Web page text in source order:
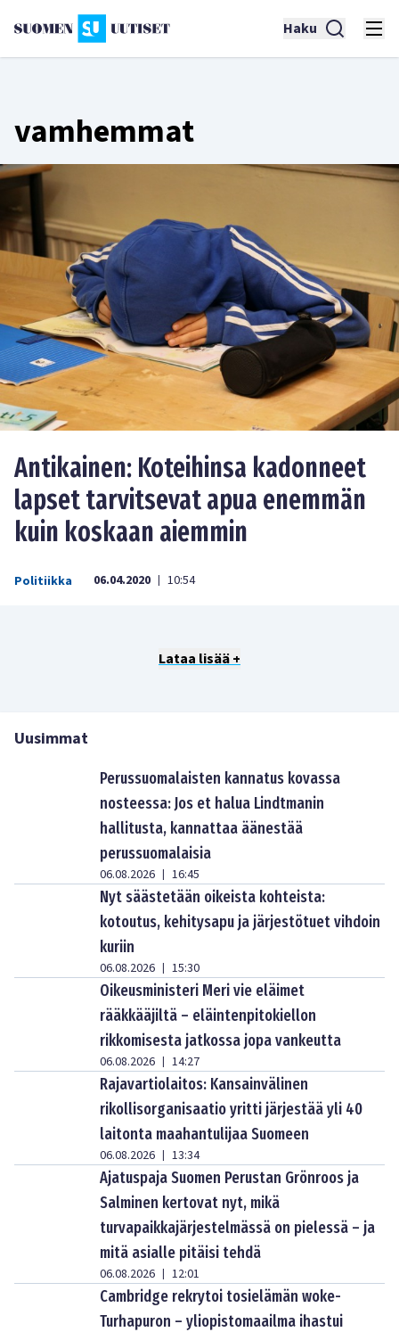
Haku
vamhemmat
Antikainen: Koteihinsa kadonneet
lapset tarvitsevat apua enemmän
kuin koskaan aiemmin
Politiikka 06.04.2020 | 10:54
Lataa lisää +
Uusimmat
Perussuomalaisten kannatus kovassa
nosteessa: Jos et halua Lindtmanin
hallitusta, kannattaa äänestää
perussuomalaisia
06.08.2026 | 16:45
Nyt säästetään oikeista kohteista:
kotoutus, kehitysapu ja järjestötuet vihdoin
kuriin
06.08.2026 | 15:30
Oikeusministeri Meri vie eläimet
rääkkääjiltä – eläintenpitokiellon
rikkomisesta jatkossa jopa vankeutta
06.08.2026 | 14:27
Rajavartiolaitos: Kansainvälinen
rikollisorganisaatio yritti järjestää yli 40
laitonta maahantulijaa Suomeen
06.08.2026 | 13:34
Ajatuspaja Suomen Perustan Grönroos ja
Salminen kertovat nyt, mikä
turvapaikkajärjestelmässä on pielessä – ja
mitä asialle pitäisi tehdä
06.08.2026 | 12:01
Cambridge rekrytoi tosielämän woke-
Turhapuron – yliopistomaailma ihastui